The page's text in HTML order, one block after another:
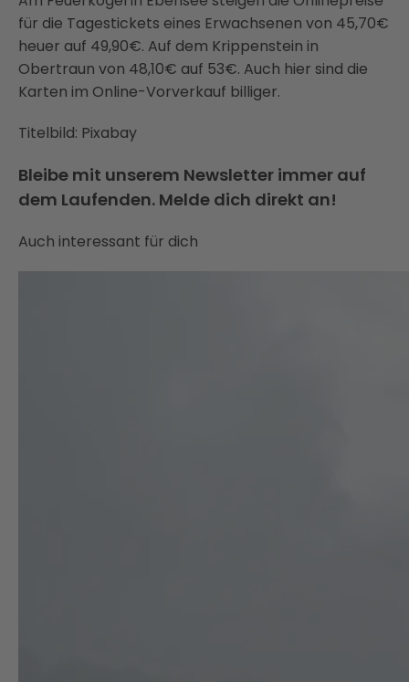
für die Tagestickets eines Erwachsenen von 45,70€
heuer auf 49,90€. Auf dem Krippenstein in
Obertraun von 48,10€ auf 53€. Auch hier sind die
Karten im Online-Vorverkauf billiger.
Titelbild: Pixabay
Bleibe mit unserem Newsletter immer auf
dem Laufenden. Melde dich direkt an!
Auch interessant für dich